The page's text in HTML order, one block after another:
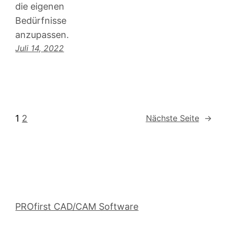
die eigenen
Bedürfnisse
anzupassen.
Juli 14, 2022
1 2 Nächste Seite →
PROfirst CAD/CAM Software